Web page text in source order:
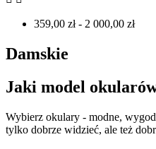
359,00 zł - 2 000,00 zł
Damskie
Jaki model
Wybierz okulary - modne,
tylko dobrze widzieć, ale też